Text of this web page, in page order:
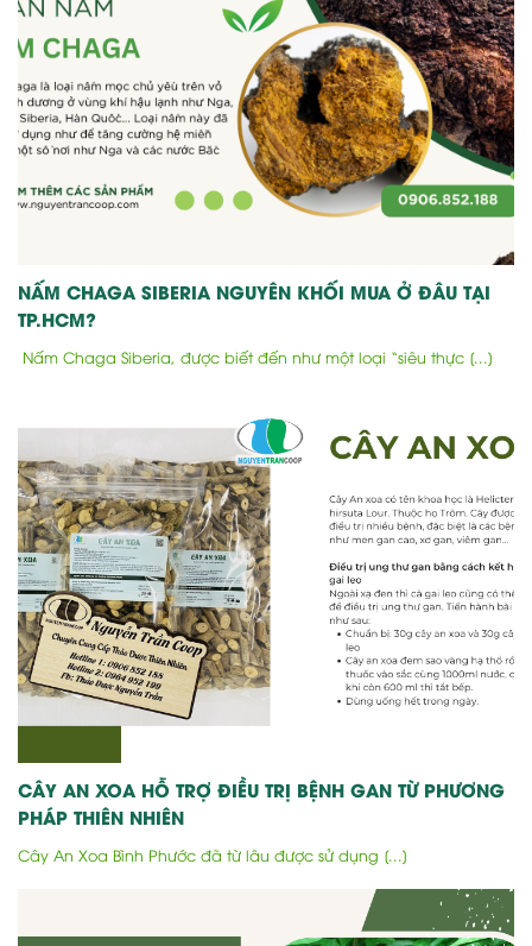
NẤM CHAGA SIBERIA NGUYÊN KHỐI MUA Ở ĐÂU TẠI
TP.HCM?
Nấm Chaga Siberia, được biết đến như một loại “siêu thực [...]
CÂY AN XOA HỖ TRỢ ĐIỀU TRỊ BỆNH GAN TỪ PHƯƠNG
PHÁP THIÊN NHIÊN
Cây An Xoa Bình Phước đã từ lâu được sử dụng [...]